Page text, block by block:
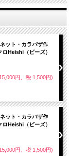
ット・カラバザ作
Heishi（ビーズ）
円、税 1,500円)
ット・カラバザ作
Heishi（ビーズ）
円、税 1,500円)